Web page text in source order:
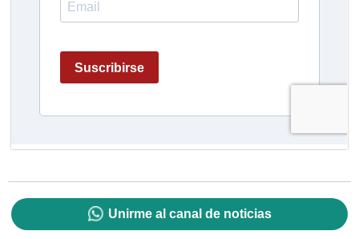
Unirme al canal de noticias